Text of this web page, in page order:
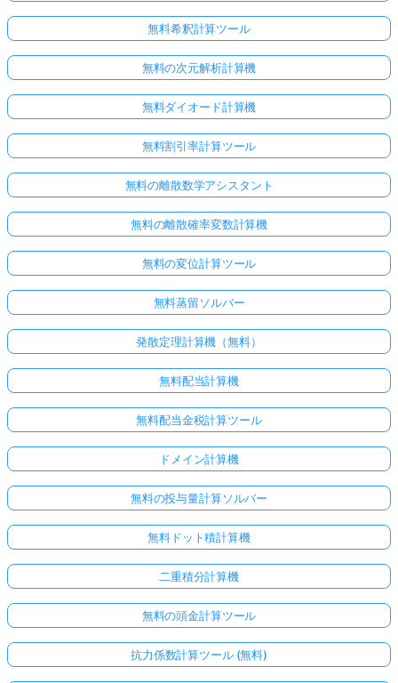
こち
らロ
グイ
ン！
無料希釈計算ツール
無料の次元解析計算機
無料ダイオード計算機
無料割引率計算ツール
無料の離散数学アシスタント
無料の離散確率変数計算機
無料の変位計算ツール
無料蒸留ソルバー
発散定理計算機（無料）
無料配当計算機
無料配当金税計算ツール
ドメイン計算機
無料の投与量計算ソルバー
無料ドット積計算機
二重積分計算機
無料の頭金計算ツール
抗力係数計算ツール (無料)